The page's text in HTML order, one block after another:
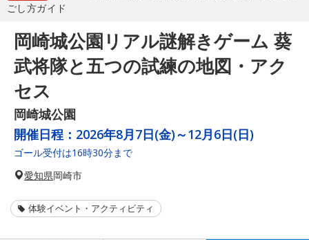
ごし方ガイド
岡崎城公園リアル謎解きゲーム 葵
武将隊と五つの試練の地図・アク
セス
岡崎城公園
開催日程： 2026年8月7日(金)～12月6日(日)
ゴール受付は16時30分まで
愛知県岡崎市
体験イベント・アクティビティ